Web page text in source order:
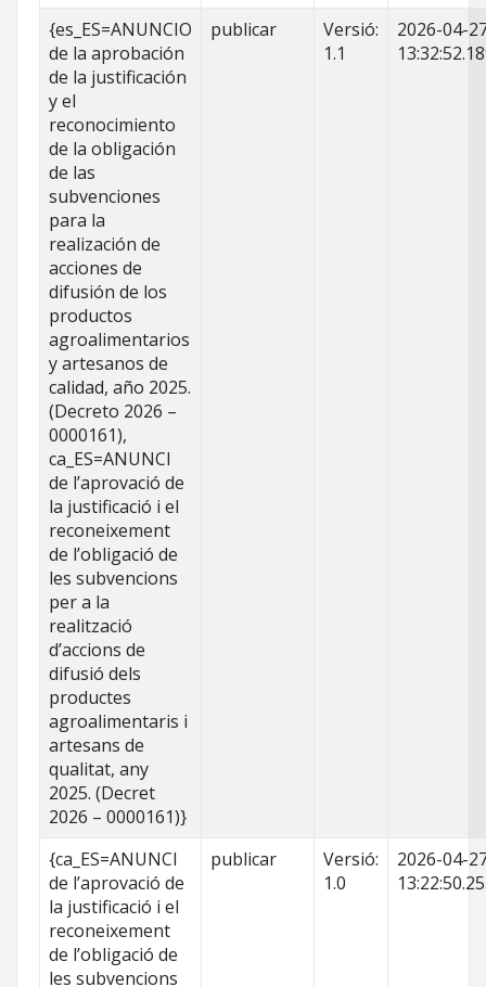
{es_ES=ANUNCIO
de la aprobación
de la justificación
y el
reconocimiento
de la obligación
de las
subvenciones
para la
realización de
acciones de
difusión de los
productos
agroalimentarios
y artesanos de
calidad, año 2025.
(Decreto 2026 –
0000161),
ca_ES=ANUNCI
de l’aprovació de
la justificació i el
reconeixement
de l’obligació de
les subvencions
per a la
realització
d’accions de
difusió dels
productes
agroalimentaris i
artesans de
qualitat, any
2025. (Decret
2026 – 0000161)}
publicar
Versió:
1.1
2026-04-
{ca_ES=ANUNCI
de l’aprovació de
la justificació i el
reconeixement
de l’obligació de
les subvencions
publicar
Versió:
1.0
2026-04-